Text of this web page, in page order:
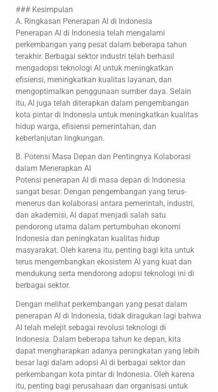
### Kesimpulan
A. Ringkasan Penerapan AI di Indonesia
Penerapan AI di Indonesia telah mengalami
perkembangan yang pesat dalam beberapa tahun
terakhir. Berbagai sektor industri telah berhasil
mengadopsi teknologi AI untuk meningkatkan
efisiensi, meningkatkan kualitas layanan, dan
mengoptimalkan penggunaan sumber daya. Selain
itu, AI juga telah diterapkan dalam pengembangan
kota pintar di Indonesia untuk meningkatkan kualitas
hidup warga, efisiensi pemerintahan, dan
keberlanjutan lingkungan.
B. Potensi Masa Depan dan Pentingnya Kolaborasi
dalam Menerapkan AI
Potensi penerapan AI di masa depan di Indonesia
sangat besar. Dengan pengembangan yang terus-
menerus dan kolaborasi antara pemerintah, industri,
dan akademisi, AI dapat menjadi salah satu
pendorong utama dalam pertumbuhan ekonomi
Indonesia dan peningkatan kualitas hidup
masyarakat. Oleh karena itu, penting bagi kita untuk
terus mengembangkan ekosistem AI yang kuat dan
mendukung serta mendorong adopsi teknologi ini di
berbagai sektor.
Dengan melihat perkembangan yang pesat dalam
penerapan AI di Indonesia, tidak diragukan lagi bahwa
AI telah melejit sebagai revolusi teknologi di
Indonesia. Dalam beberapa tahun ke depan, kita
dapat mengharapkan adanya peningkatan yang lebih
besar lagi dalam adopsi AI di berbagai sektor dan
perkembangan kota pintar di Indonesia. Oleh karena
itu, penting bagi perusahaan dan organisasi untuk